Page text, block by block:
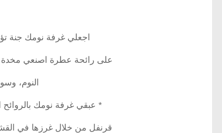
اجعلي غرفة نومك جنة
على رائحة عطرة اصنعي مخدة
النوم،
* عبقي غرفة نومك بالروائح
قرنفل من خلال غرزها في